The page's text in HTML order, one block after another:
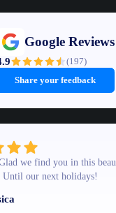
Google Reviews
(197)
Share your feedback
we find you in this
our next holidays!